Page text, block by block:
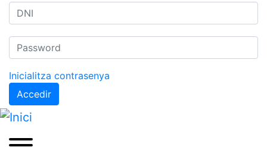
Inicialitza contrasenya
Accedir